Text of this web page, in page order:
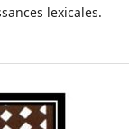
lexicales.